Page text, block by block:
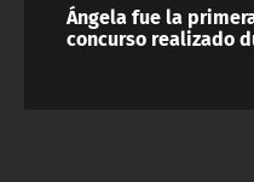
Ángela fue la
concurso realizado